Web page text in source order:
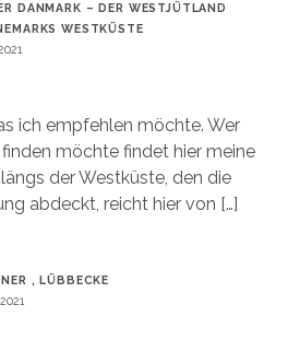
DANMARK – DER WESTJÜTLAND
WESTKÜSTE
ich empfehlen möchte. Wer
möchte findet hier meine
der Westküste, den die
abdeckt, reicht hier von […]
, LÜBBECKE